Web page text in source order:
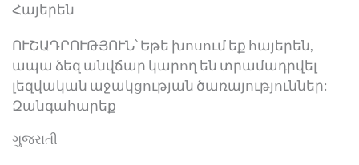
Հայերեն
ՈՒՇԱԴՐՈՒԹՅՈՒՆ՝ Եթե խոսում եք հայերեն,
ապա ձեզ անվճար կարող են տրամադրվել
լեզվական աջակցության ծառայություններ:
Զանգահարեք
ગુજરાતી